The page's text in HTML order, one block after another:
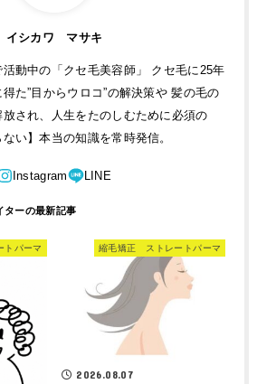
イシカワ マサキ
動中の「クセ毛美容師」 クセ毛に25年
た”目からウロコ”の解決策や 髪の毛の
され、人生をたのしむために必須の
い】本当の知識を常時発信。
パーマ 縮毛矯正 ストレートパーマ
2026.08.07